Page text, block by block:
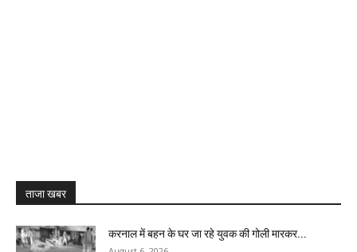
ताजा खबर
करनाल में बहन के घर जा रहे युवक की गोली मारकर...